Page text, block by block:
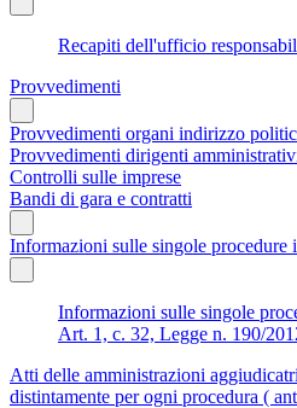
Recapiti dell'ufficio
Provvedimenti
Provvedimenti organi indirizzo
Provvedimenti dirigenti
Controlli sulle imprese
Bandi di gara e contratti
Informazioni sulle singole procedure
Informazioni sulle singole
Art. 1, c. 32, Legge n. 190/
Atti delle amministrazioni
distintamente per ogni procedura (